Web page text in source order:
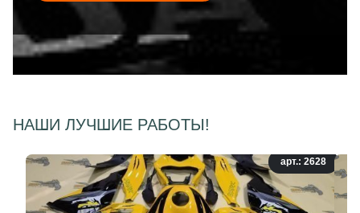
НАШИ ЛУЧШИЕ РАБОТЫ!
арт.: 2628